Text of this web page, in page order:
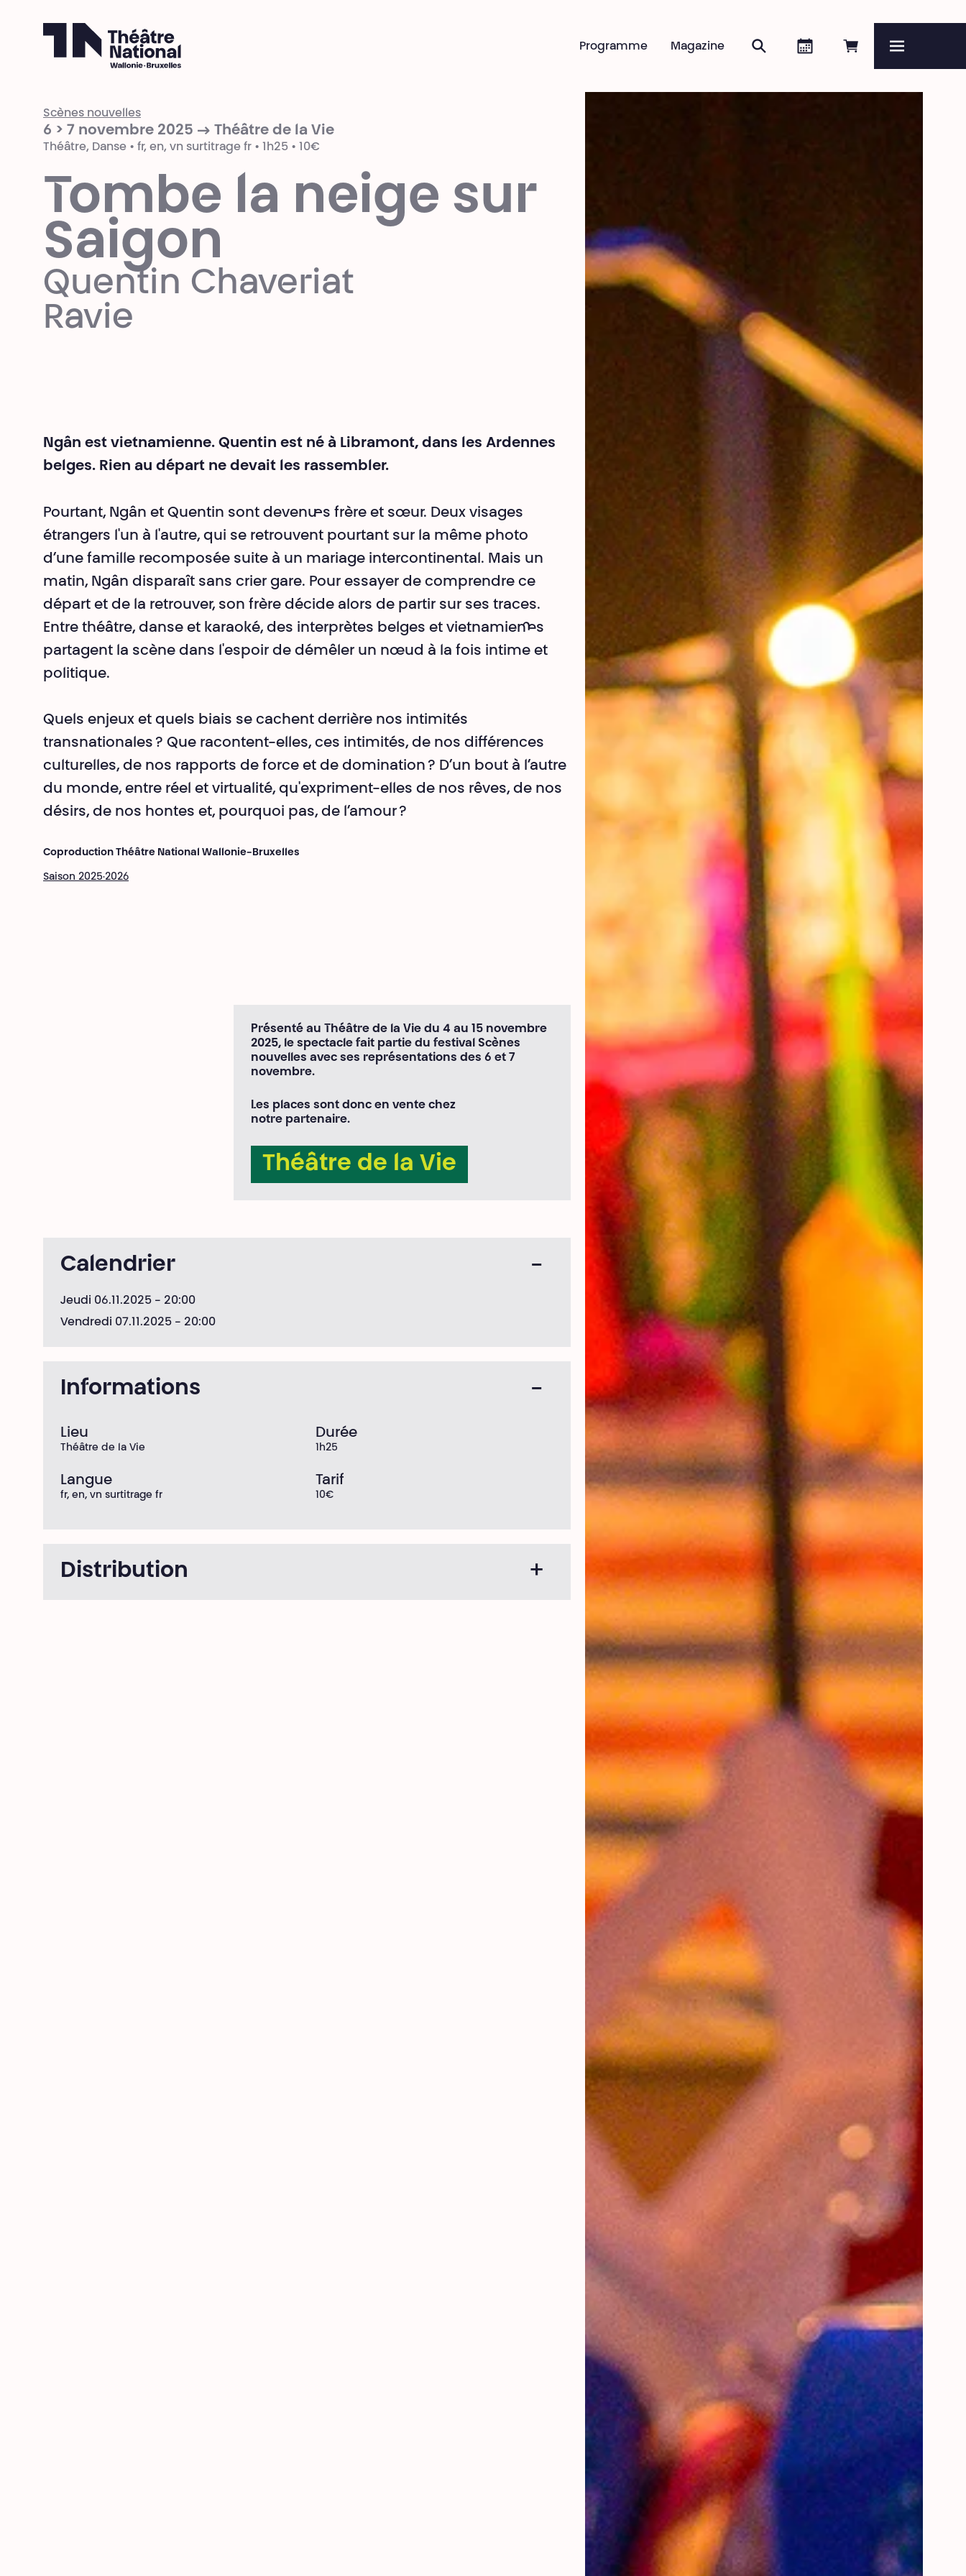
Réserver en ligne
Agenda
Rechercher
Magazine
Programme
Scènes nouvelles
6 > 7 novembre 2025 → Théâtre de la Vie
Théâtre, Danse • fr, en, vn surtitrage fr • 1h25 • 10€
Tombe la neige sur
Saigon
Quentin Chaveriat
Ravie
Ngân est vietnamienne. Quentin est né à Libramont, dans les Ardennes
belges. Rien au départ ne devait les rassembler.
Pourtant, Ngân et Quentin sont devenu·es frère et sœur. Deux visages
étrangers l'un à l'autre, qui se retrouvent pourtant sur la même photo
d’une famille recomposée suite à un mariage intercontinental. Mais un
matin, Ngân disparaît sans crier gare. Pour essayer de comprendre ce
départ et de la retrouver, son frère décide alors de partir sur ses traces.
Entre théâtre, danse et karaoké, des interprètes belges et vietnamien·nes
partagent la scène dans l'espoir de démêler un nœud à la fois intime et
politique.
Quels enjeux et quels biais se cachent derrière nos intimités
transnationales ? Que racontent-elles, ces intimités, de nos différences
culturelles, de nos rapports de force et de domination ? D’un bout à l’autre
du monde, entre réel et virtualité, qu'expriment-elles de nos rêves, de nos
désirs, de nos hontes et, pourquoi pas, de l’amour ?
Coproduction Théâtre National Wallonie-Bruxelles
Saison 2025·2026
Présenté au Théâtre de la Vie du 4 au 15 novembre
2025, le spectacle fait partie du festival Scènes
nouvelles avec ses représentations des 6 et 7
novembre.
Les places sont donc en vente chez
notre partenaire.
Théâtre de la Vie
Calendrier
Jeudi 06.11.2025 - 20:00
Vendredi 07.11.2025 - 20:00
Informations
Lieu
Théâtre de la Vie
Durée
1h25
Langue
fr, en, vn surtitrage fr
Tarif
10€
Distribution